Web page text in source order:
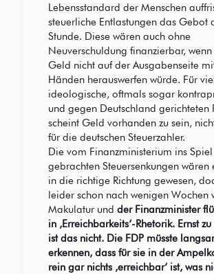
Lebensstandard der Menschen
steuerliche Entlastungen das Gebot
Stunde. Diese wären auch ohne
Neuverschuldung finanzierbar,
Geld nicht auf der Ausgabenseite
Händen herauswerfen würde. Für
ideologische, oftmals sogar
und gegen Deutschland gerichteten
scheint Geld vorhanden zu sein,
für die deutschen Steuerzahler.
Die vom Finanzministerium ins Spiel
gebrachten Steuersenkungen wären
in die richtige Richtung gewesen,
leider schon nach wenigen Wochen
Makulatur und der Finanzminister
in ‚Erreichbarkeits‘-Rhetorik. Ernst
ist das nicht. Die FDP müsste
erkennen, dass für sie in der
rein gar nichts ‚erreichbar‘ ist, was